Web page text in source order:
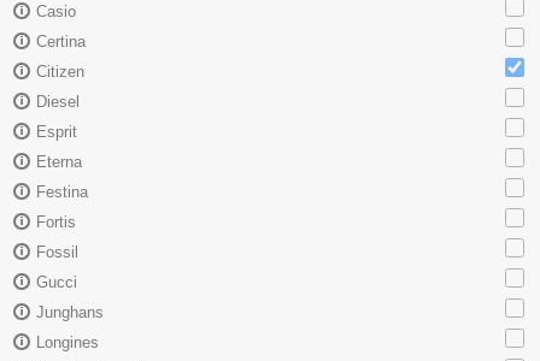
Casio
Certina
Citizen
Diesel
Esprit
Eterna
Festina
Fortis
Fossil
Gucci
Junghans
Longines